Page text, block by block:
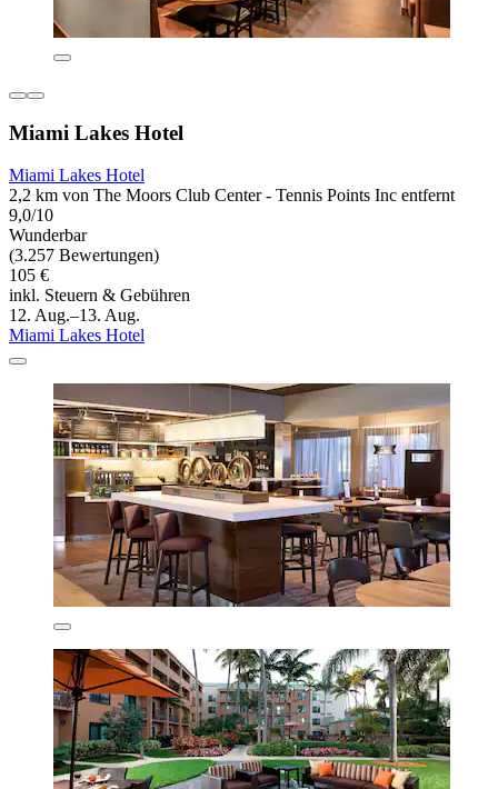
Miami Lakes Hotel
Miami Lakes Hotel
2,2 km von The Moors Club Center - Tennis Points Inc entfernt
9,0/10
Wunderbar
(3.257 Bewertungen)
105 €
inkl. Steuern & Gebühren
12. Aug.–13. Aug.
Miami Lakes Hotel